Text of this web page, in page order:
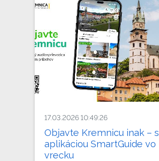
17.03.2026 10:49:26
Objavte Kremnicu inak – s
aplikáciou SmartGuide vo
vrecku